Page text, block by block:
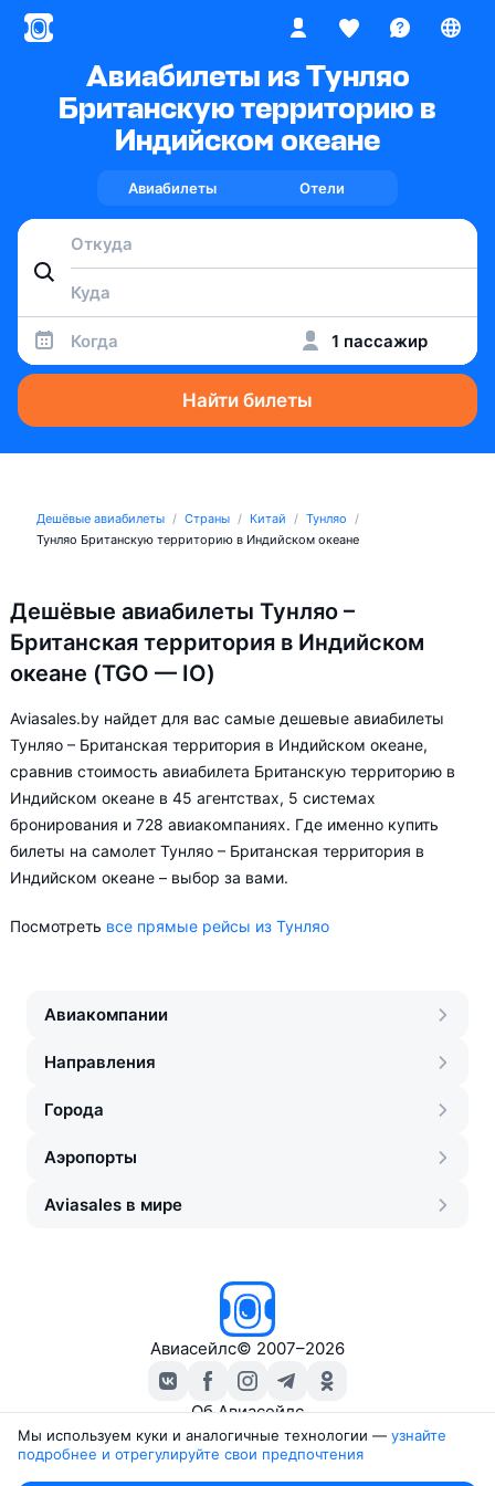
Авиабилеты из Тунляо
Британскую территорию в
Индийском океане
Авиабилеты Отели
Когда 1 пассажир
Найти билеты
Дешёвые авиабилеты Страны Китай
Тунляо
Тунляо Британскую территорию в Индийском океане
Дешёвые авиабилеты Тунляо –
Британская территория в Индийском
океане (TGO — IO)
Aviasales.by найдет для вас самые дешевые авиабилеты
Тунляо – Британская территория в Индийском океане,
сравнив стоимость авиабилета Британскую территорию в
Индийском океане в 45 агентствах, 5 системах
бронирования и 728 авиакомпаниях. Где именно купить
билеты на самолет Тунляо – Британская территория в
Индийском океане – выбор за вами.
Посмотреть все прямые рейсы из Тунляо
Авиакомпании
Направления
Города
Аэропорты
Aviasales в мире
Авиасейлс© 2007–2026
Об Авиасейлс
Пресс‑центр
Travelpayouts
Мы используем куки и аналогичные технологии — узнайте
подробнее и отрегулируйте свои предпочтения